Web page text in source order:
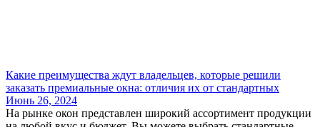
Какие преимущества ждут владельцев, которые решили
заказать премиальные окна: отличия их от стандартных
Июнь 26, 2024
На рынке окон представлен широкий ассортимент продукции